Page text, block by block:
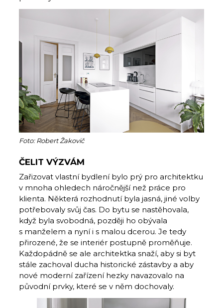
Foto: Robert Žakovič
ČELIT VÝZVÁM
Zařizovat vlastní bydlení bylo prý pro architektku
v mnoha ohledech náročnější než práce pro
klienta. Některá rozhodnutí byla jasná, jiné volby
potřebovaly svůj čas. Do bytu se nastěhovala,
když byla svobodná, později ho obývala
s manželem a nyní i s malou dcerou. Je tedy
přirozené, že se interiér postupně proměňuje.
Každopádně se ale architektka snaží, aby si byt
stále zachoval ducha historické zástavby a aby
nové moderní zařízení hezky navazovalo na
původní prvky, které se v něm dochovaly.